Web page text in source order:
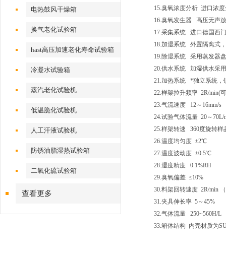
电热鼓风干燥箱
换气老化试验箱
hast高压加速老化寿命试验箱
冷凝水试验箱
蒸汽老化试验机
低温脆化试验机
人工汗液试验机
防锈油脂湿热试验箱
二氧化硫试验箱
查看更多
15.臭氧浓度分析 进口浓
16.臭氧发生器 高压无声
17.采集系统 进口德国西
18.加湿系统 外置隔离式
19.除湿系统 采用蒸发器
20.供水系统 加湿供水采
21.加热系统 *独立系统，
22.样架拉升频率 2R/min(
23.气流速度 12～16mm/s
24.试验气体流量 20～70L/
25.样架转速 360度旋转样
26.温度均匀度 ±2℃
27.温度波动度 ±0.5℃
28.湿度精度 0.1%RH
29.臭氧偏差 ≤10%
30.料架回转速度 2R/min
31.夹具伸长率 5～45%
32.气体流量 250~560H/L
33.箱体结构 内壳材质为